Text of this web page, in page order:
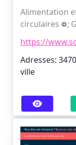
Alimentation
circulaires
;
https://
Adresses:
ville